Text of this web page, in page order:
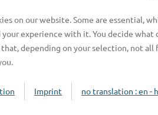
für eine relativ kleine
die Richtlinien
auch unter dem
der gehandicapten Menschen
„Wir sind uns einig: Keine
mit Behinderung“.
on our website. Some are essential,
experience with it. You decide what
depending on your selection, not
Imprint no translation : en -